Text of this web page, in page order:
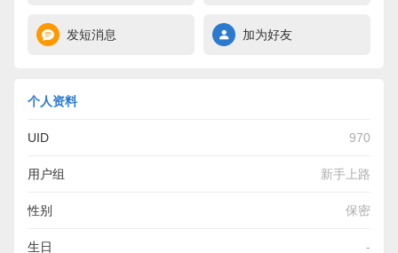
发短消息 加为好友
个人资料
UID 970
用户组 新手上路
性别 保密
生日 -